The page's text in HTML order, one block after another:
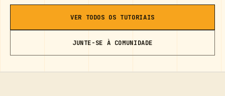
VER TODOS OS TUTORIAIS
JUNTE-SE À COMUNIDADE